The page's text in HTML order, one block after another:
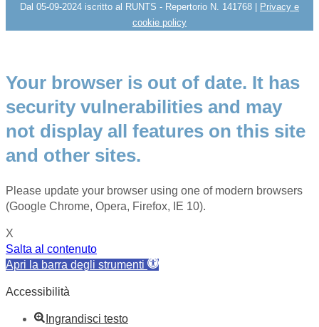
Dal 05-09-2024 iscritto al RUNTS - Repertorio N. 141768 | Privacy e
cookie policy
Your browser is out of date. It has
security vulnerabilities and may
not display all features on this site
and other sites.
Please update your browser using one of modern browsers
(Google Chrome, Opera, Firefox, IE 10).
X
Salta al contenuto
Apri la barra degli strumenti
Accessibilità
Ingrandisci testo